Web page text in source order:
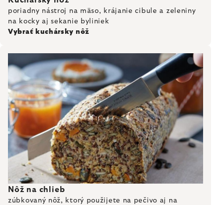
poriadny nástroj na mäso, krájanie cibule a zeleniny
na kocky aj sekanie byliniek
Vybrať kuchársky nôž
Nôž na chlieb
zúbkovaný nôž, ktorý použijete na pečivo aj na